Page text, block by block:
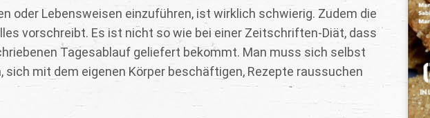
oder Lebensweisen einzuführen, ist wirklich schwierig. Zudem die
vorschreibt. Es ist nicht so wie bei einer Zeitschriften-Diät, dass
Tagesablauf geliefert bekommt. Man muss sich selbst
sich mit dem eigenen Körper beschäftigen, Rezepte raussuchen